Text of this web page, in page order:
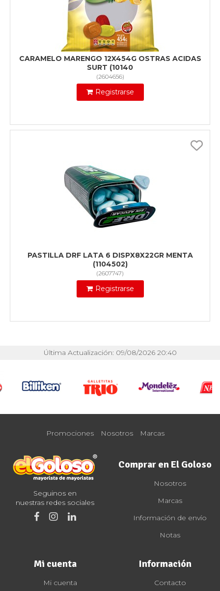
CARAMELO MARENGO 12X454G OSTRAS ACIDAS
SURT (10140
(2604656)
Registrarse
PASTILLA DRF LATA 6 DISPX8X22GR MENTA
(1104502)
(2607747)
Registrarse
Última Actualización: 09/08/2026 20:40
Promociones Nosotros Marcas
Seguinos en
nuestras redes sociales
Comprar en El Goloso
Nosotros
Marcas
Información de envío
Notas
Mi cuenta
Mi cuenta
Información
Contacto